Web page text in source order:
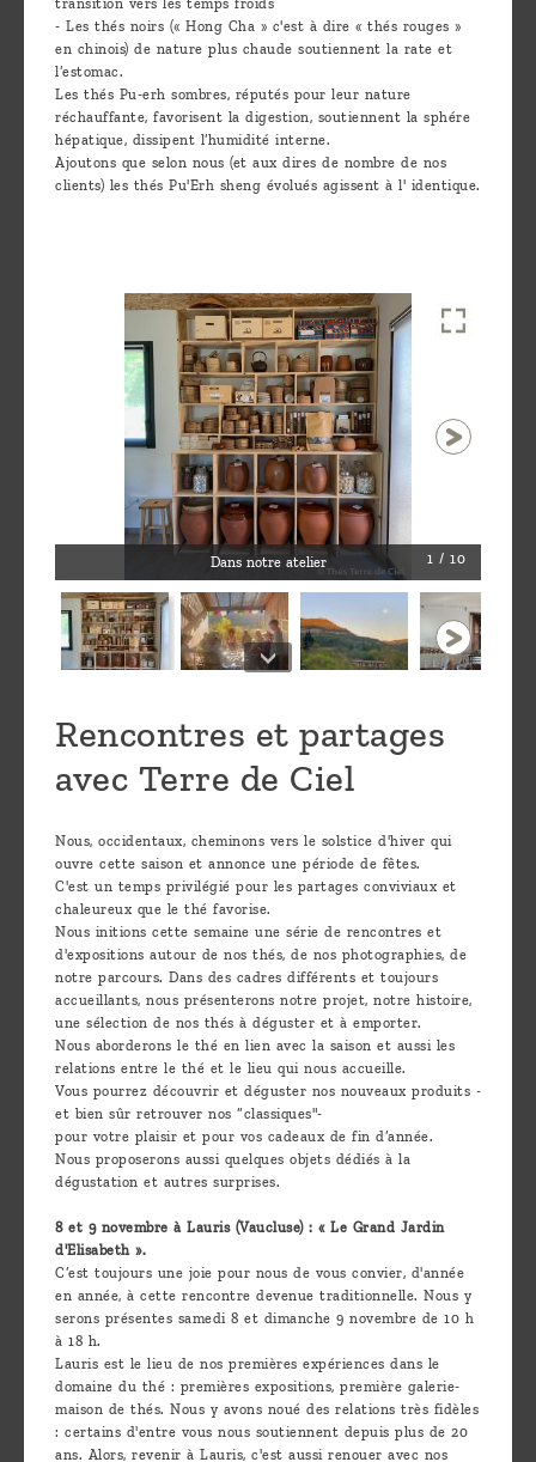
- Les thés noirs (« Hong Cha » c'est à dire « thés rouges »
en chinois) de nature plus chaude soutiennent la rate et
l’estomac.
Les thés Pu-erh sombres, réputés pour leur nature
réchauffante, favorisent la digestion, soutiennent la sphére
hépatique, dissipent l’humidité interne.
Ajoutons que selon nous (et aux dires de nombre de nos
clients) les thés Pu'Erh sheng évolués agissent à l' identique.
Dans notre atelier 1 / 10
Rencontres et partages
avec Terre de Ciel
Nous, occidentaux, cheminons vers le solstice d'hiver qui
ouvre cette saison et annonce une période de fêtes.
C'est un temps privilégié pour les partages conviviaux et
chaleureux que le thé favorise.
Nous initions cette semaine une série de rencontres et
d'expositions autour de nos thés, de nos photographies, de
notre parcours. Dans des cadres différents et toujours
accueillants, nous présenterons notre projet, notre histoire,
une sélection de nos thés à déguster et à emporter.
Nous aborderons le thé en lien avec la saison et aussi les
relations entre le thé et le lieu qui nous accueille.
Vous pourrez découvrir et déguster nos nouveaux produits -
et bien sûr retrouver nos “classiques"-
pour votre plaisir et pour vos cadeaux de fin d’année.
Nous proposerons aussi quelques objets dédiés à la
dégustation et autres surprises.
8 et 9 novembre à Lauris (Vaucluse) : « Le Grand Jardin
d'Elisabeth ».
C’est toujours une joie pour nous de vous convier, d'année
en année, à cette rencontre devenue traditionnelle. Nous y
serons présentes samedi 8 et dimanche 9 novembre de 10 h
à 18 h.
Lauris est le lieu de nos premières expériences dans le
domaine du thé : premières expositions, première galerie-
maison de thés. Nous y avons noué des relations très fidèles
: certains d'entre vous nous soutiennent depuis plus de 20
ans. Alors, revenir à Lauris, c'est aussi renouer avec nos